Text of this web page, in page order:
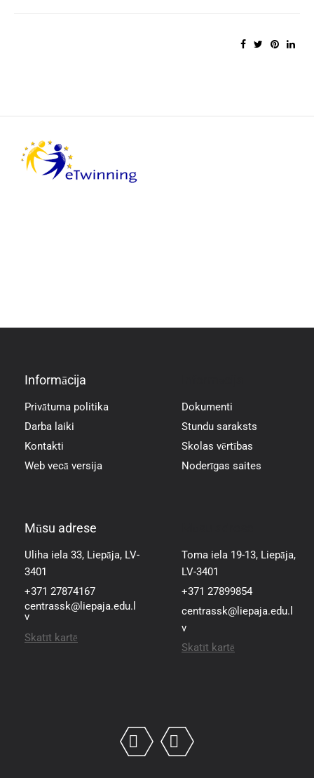
Informācija
Privātuma politika
Darba laiki
Kontakti
Web vecā versija
Dokumenti
Stundu saraksts
Skolas vērtības
Noderīgas saites
Mūsu adrese
Uliha iela 33, Liepāja, LV-
3401
+371 27874167
centrassk@liepaja.edu.l
v
Skatīt kartē
Toma iela 19-13, Liepāja,
LV-3401
+371 27899854
centrassk@liepaja.edu.l
v
Skatīt kartē